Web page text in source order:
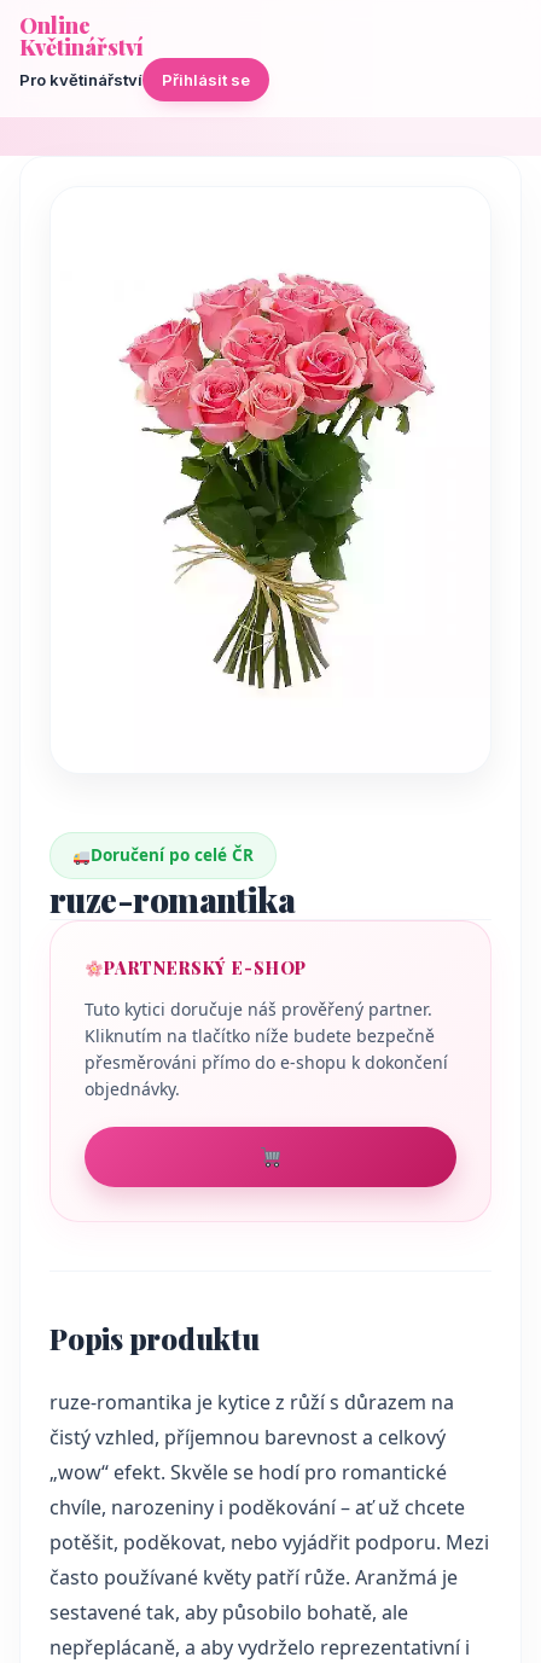
Online
Květinářství
Pro květinářství Přihlásit se
Doručení po celé ČR
ruze-romantika
PARTNERSKÝ E-SHOP
Tuto kytici doručuje náš prověřený partner.
Kliknutím na tlačítko níže budete bezpečně
přesměrováni přímo do e-shopu k dokončení
objednávky.
Popis produktu
ruze-romantika je kytice z růží s důrazem na
čistý vzhled, příjemnou barevnost a celkový
„wow“ efekt. Skvěle se hodí pro romantické
chvíle, narozeniny i poděkování – ať už chcete
potěšit, poděkovat, nebo vyjádřit podporu. Mezi
často používané květy patří růže. Aranžmá je
sestavené tak, aby působilo bohatě, ale
nepřeplácaně, a aby vydrželo reprezentativní i